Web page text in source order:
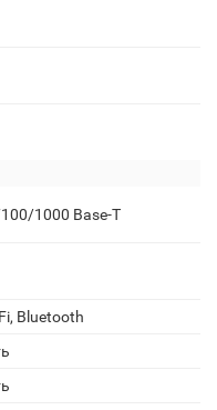
1000 Base-T
Bluetooth